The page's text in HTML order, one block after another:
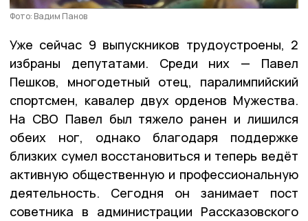
Фото: Вадим Панов
Уже сейчас 9 выпускников трудоустроены, 2
избраны депутатами. Среди них — Павел
Пешков, многодетный отец, паралимпийский
спортсмен, кавалер двух орденов Мужества.
На СВО Павел был тяжело ранен и лишился
обеих ног, однако благодаря поддержке
близких сумел восстановиться и теперь ведёт
активную общественную и профессиональную
деятельность. Сегодня он занимает пост
советника в администрации Рассказовского